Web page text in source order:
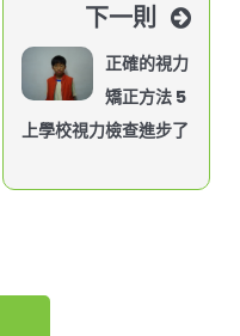
下一則
正確的視力
矯正方法 5
上學校視力檢查進步了